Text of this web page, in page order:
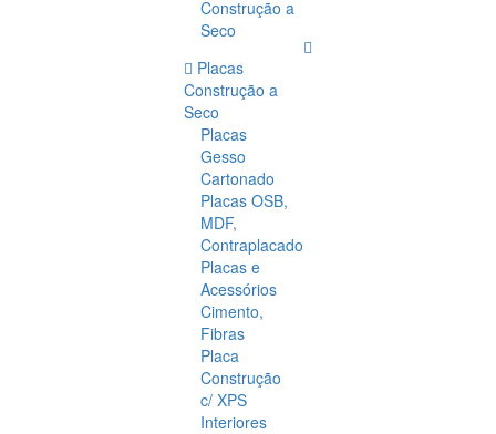
Construção a
Seco
Placas
Construção a
Seco
Placas
Gesso
Cartonado
Placas OSB,
MDF,
Contraplacado
Placas e
Acessórios
Cimento,
Fibras
Placa
Construção
c/ XPS
Interiores